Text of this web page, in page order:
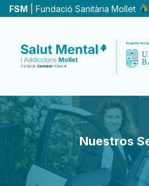
Skip
content
FSM | Fundació Sanitària Mollet
Nuestros